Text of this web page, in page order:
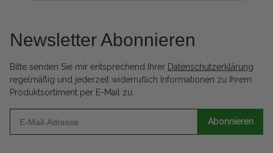
Newsletter Abonnieren
Bitte senden Sie mir entsprechend Ihrer Datenschutzerklärung
regelmäßig und jederzeit widerruflich Informationen zu Ihrem
Produktsortiment per E-Mail zu.
Abonnieren